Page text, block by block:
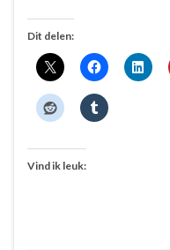
Dit delen:
Vind ik leuk: